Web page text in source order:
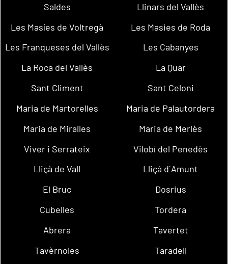
Saldes
Llinars del Vallès
Les Masíes de Voltregà
Les Masies de Roda
Les Franqueses del Vallès
Les Cabanyes
La Roca del Vallès
La Quar
Sant Climent
Sant Celoni
Maria de Martorelles
Maria de Palautordera
Maria de Miralles
Maria de Merlès
Viver i Serrateix
Vilobí del Penedès
Lliçà de Vall
Lliçà d´Amunt
El Bruc
Dosrius
Cubelles
Tordera
Abrera
Tavertet
Tavèrnoles
Taradell